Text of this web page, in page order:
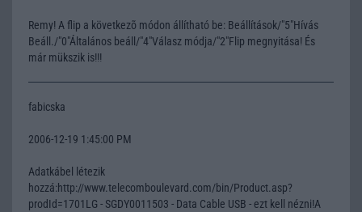
Remy! A flip a következõ módon állítható be: Beállítások/"5"Hívás
Beáll./"0"Általános beáll/"4"Válasz módja/"2"Flip megnyitása! És
már mükszik is!!!
fabicska
2006-12-19 1:45:00 PM
Adatkábel létezik
hozzá:http://www.telecomboulevard.com/bin/Product.asp?
prodId=1701LG - SGDY0011503 - Data Cable USB - ezt kell nézni!A